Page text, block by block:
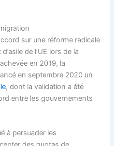
sur une réforme radicale
de l’UE lors de la
en 2019, la
en septembre 2020 un
, dont la validation a été
entre les gouvernements
à persuader les